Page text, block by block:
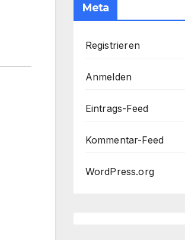
Meta
Registrieren
Anmelden
Eintrags-Feed
Kommentar-Feed
WordPress.org